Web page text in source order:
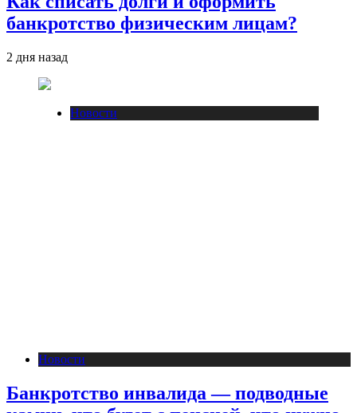
банкротство физическим лицам?
2 дня назад
Новости
Новости
Банкротство инвалида — подводные